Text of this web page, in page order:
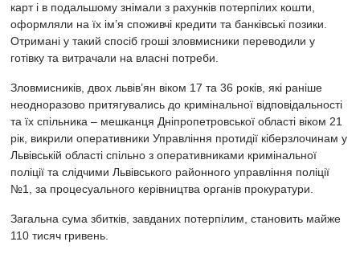
карт і в подальшому знімали з рахунків потерпілих кошти,
оформляли на їх ім’я споживчі кредити та банківські позики.
Отримані у такий спосіб гроші зловмисники переводили у
готівку та витрачали на власні потреби.
Зловмисників, двох львів’ян віком 17 та 36 років, які раніше
неодноразово притягувались до кримінальної відповідальності
та їх спільника – мешканця Дніпропетровської області віком 21
рік, викрили оперативники Управління протидії кіберзлочинам у
Львівській області спільно з оперативниками кримінальної
поліції та слідчими Львівського районного управління поліції
№1, за процесуального керівництва органів прокуратури.
Загальна сума збитків, завданих потерпілим, становить майже
110 тисяч гривень.